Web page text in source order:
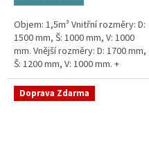
Objem: 1,5m³ Vnitřní rozměry: D:
1500 mm, Š: 1000 mm, V: 1000
mm. Vnější rozměry: D: 1700 mm,
Š: 1200 mm, V: 1000 mm. +
komínek Kvalitní, pevná nádrž na
pitnou vodu bez...
Doprava Zdarma